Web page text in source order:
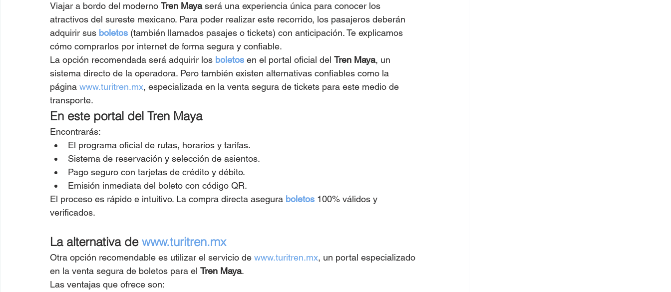
Viajar a bordo del moderno Tren Maya será una experiencia única para conocer los
atractivos del sureste mexicano. Para poder realizar este recorrido, los pasajeros deberán
adquirir sus boletos (también llamados pasajes o tickets) con anticipación. Te explicamos
cómo comprarlos por internet de forma segura y confiable.
La opción recomendada será adquirir los boletos en el portal oficial del Tren Maya, un
sistema directo de la operadora. Pero también existen alternativas confiables como la
página www.turitren.mx, especializada en la venta segura de tickets para este medio de
transporte.
En este portal del Tren Maya
Encontrarás:
El programa oficial de rutas, horarios y tarifas.
Sistema de reservación y selección de asientos.
Pago seguro con tarjetas de crédito y débito.
Emisión inmediata del boleto con código QR.
El proceso es rápido e intuitivo. La compra directa asegura boletos 100% válidos y
verificados.
La alternativa de www.turitren.mx
Otra opción recomendable es utilizar el servicio de www.turitren.mx, un portal especializado
en la venta segura de boletos para el Tren Maya.
Las ventajas que ofrece son: